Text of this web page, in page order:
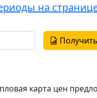
на
карта цен